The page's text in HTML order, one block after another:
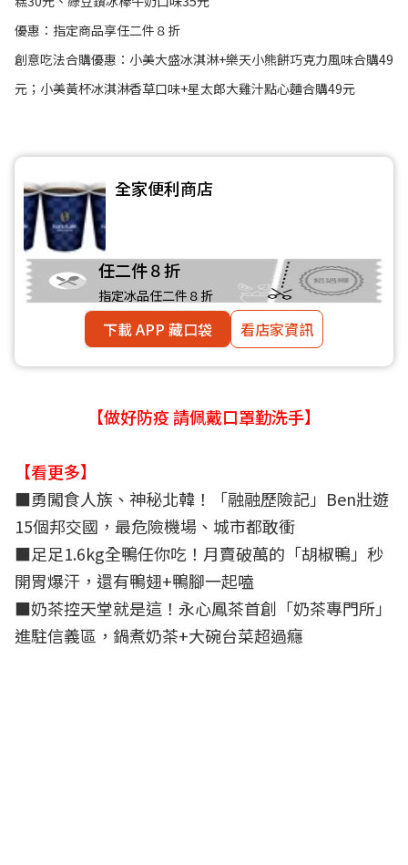
優惠：指定商品享任二件８折
創意吃法合購優惠：小美大盛冰淇淋+樂天小熊餅巧克力風味合購49
元；小美黃杯冰淇淋香草口味+星太郎大雞汁點心麵合購49元
全家便利商店
任二件８折
指定冰品任二件８折
下載 APP 藏口袋 看店家資訊
【做好防疫 請佩戴口罩勤洗手】
【看更多】
■勇闖食人族、神秘北韓！「融融歷險記」Ben壯遊
15個邦交國，最危險機場、城市都敢衝
■足足1.6kg全鴨任你吃！月賣破萬的「胡椒鴨」秒
開胃爆汗，還有鴨翅+鴨腳一起嗑
■奶茶控天堂就是這！永心鳳茶首創「奶茶專門所」
進駐信義區，鍋煮奶茶+大碗台菜超過癮